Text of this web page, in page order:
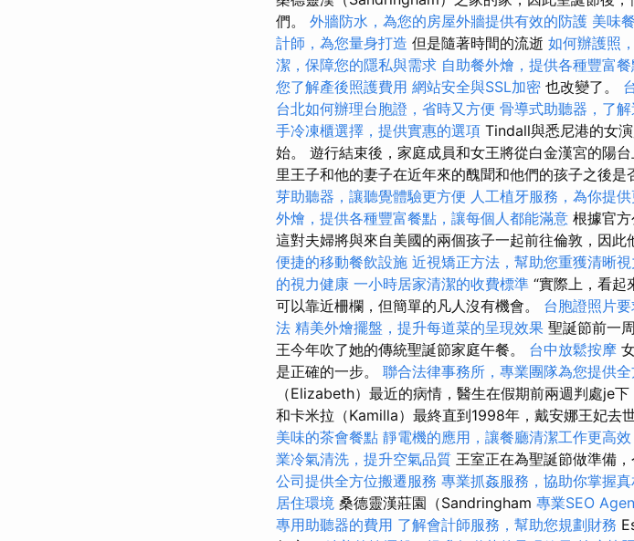
們。 外牆防水，為您的房屋外牆提供有效的防護 美味
計師，為您量身打造 但是隨著時間的流逝 如何辦護照
潔，保障您的隱私與需求 自助餐外燴，提供各種豐富
您了解產後照護費用 網站安全與SSL加密 也改變了。
台北如何辦理台胞證，省時又方便 骨導式助聽器，了
手冷凍櫃選擇，提供實惠的選項 Tindall與悉尼港的女
始。 遊行結束後，家庭成員和女王將從白金漢宮的陽
里王子和他的妻子在近年來的醜聞和他們的孩子之後是
芽助聽器，讓聽覺體驗更方便 人工植牙服務，為你提
外燴，提供各種豐富餐點，讓每個人都能滿意 根據官
這對夫婦將與來自美國的兩個孩子一起前往倫敦，因此
便捷的移動餐飲設施 近視矯正方法，幫助您重獲清晰視
的視力健康 一小時居家清潔的收費標準 “實際上，看起
可以靠近柵欄，但簡單的凡人沒有機會。 台胞證照片
法 精美外燴擺盤，提升每道菜的呈現效果 聖誕節前一
王今年吹了她的傳統聖誕節家庭午餐。 台中放鬆按摩
是正確的一步。 聯合法律事務所，專業團隊為您提供
（Elizabeth）最近的病情，醫生在假期前兩週判處je
和卡米拉（Kamilla）最終直到1998年，戴安娜王妃去
美味的茶會餐點 靜電機的應用，讓餐廳清潔工作更高效
業冷氣清洗，提升空氣品質 王室正在為聖誕節做準備
公司提供全方位搬遷服務 專業抓姦服務，協助你掌握真
居住環境 桑德靈漢莊園（Sandringham 專業SEO
專用助聽器的費用 了解會計師服務，幫助您規劃財務